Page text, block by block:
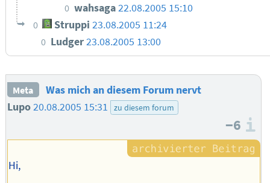
0 wahsaga22.08.2005 15:10
0 Struppi 23.08.2005 11:24
0 Ludger23.08.2005 13:00
Meta
Was mich an diesem Forum nervt
Lupo20.08.2005 15:31 zu diesem forum
−6
Hi,